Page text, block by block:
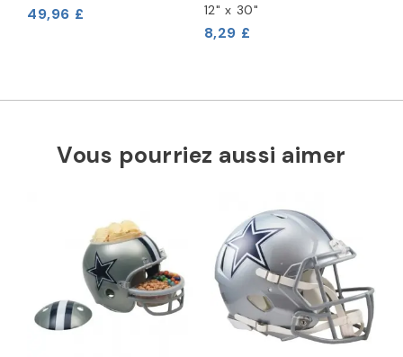
49,96 £
12" x 30"
8,29 £
Vous pourriez aussi aimer